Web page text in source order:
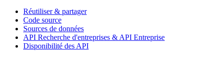
Réutiliser & partager
Code source
Sources de données
API Recherche d'entreprises & API Entreprise
Disponibilité des API